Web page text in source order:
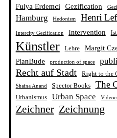
Fulya Erdemci
Gezification
Hamburg Hedonism Henri
Intercity Gezification Intervention
Künstler Lehre Margit
PlanBude production of space
Recht auf Stadt Right to the
Shaina Anand Spector Books The
Urbanismus Urban Space
Zeichner Zeichnung